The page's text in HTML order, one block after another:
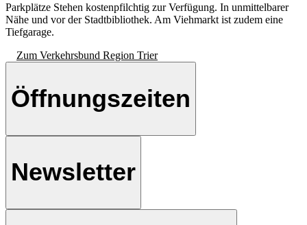
Parkplätze Stehen kostenpfilchtig zur Verfügung. In unmittelbarer
Nähe und vor der Stadtbibliothek. Am Viehmarkt ist zudem eine
Tiefgarage.
Zum Verkehrsbund Region Trier
Öffnungszeiten
Newsletter